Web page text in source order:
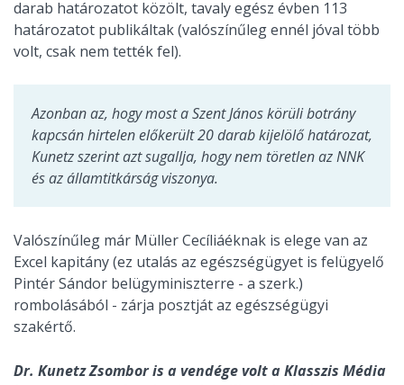
darab határozatot közölt, tavaly egész évben 113
határozatot publikáltak (valószínűleg ennél jóval több
volt, csak nem tették fel).
Azonban az, hogy most a Szent János körüli botrány
kapcsán hirtelen előkerült 20 darab kijelölő határozat,
Kunetz szerint azt sugallja, hogy nem töretlen az NNK
és az államtitkárság viszonya.
Valószínűleg már Müller Cecíliáéknak is elege van az
Excel kapitány (ez utalás az egészségügyet is felügyelő
Pintér Sándor belügyminiszterre - a szerk.)
rombolásából - zárja posztját az egészségügyi
szakértő.
Dr. Kunetz Zsombor is a vendége volt a Klasszis Média